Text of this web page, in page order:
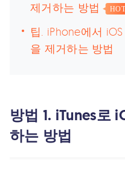
제거하는 방법
팁. iPhone에서
을 제거하는 방법
방법 1. iTunes로
하는 방법